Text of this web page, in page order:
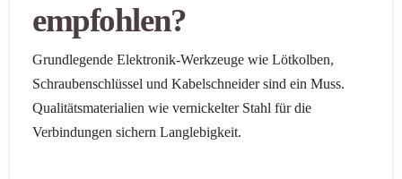
empfohlen?
Grundlegende Elektronik-Werkzeuge wie Lötkolben,
Schraubenschlüssel und Kabelschneider sind ein Muss.
Qualitätsmaterialien wie vernickelter Stahl für die
Verbindungen sichern Langlebigkeit.